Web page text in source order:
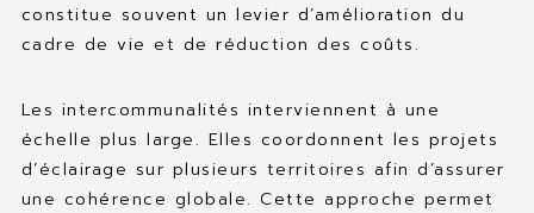
constitue souvent un levier d’amélioration du
cadre de vie et de réduction des coûts.
Les intercommunalités interviennent à une
échelle plus large. Elles coordonnent les projets
d’éclairage sur plusieurs territoires afin d’assurer
une cohérence globale. Cette approche permet